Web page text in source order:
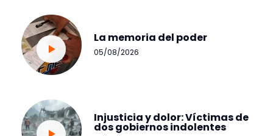
La memoria del poder
05/08/2026
Injusticia y dolor: Víctimas de
dos gobiernos indolentes